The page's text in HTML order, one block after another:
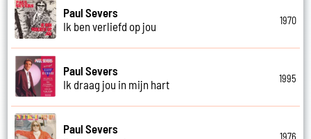
Paul Severs
Ik ben verliefd op jou
1970
Paul Severs
Ik draag jou in mijn hart
1995
Paul Severs
1976